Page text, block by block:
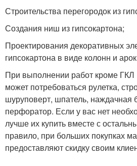
Строительства перегородок из
Создания ниш из гипсокартона;
Проектирования декоративных
гипсокартона в виде колонн и
При выполнении работ кроме
может потребоваться рулетка,
шуруповерт, шпатель, наждачная
перфоратор. Если у вас нет
лучше их купить вместе с
правило, при больших покупках
предоставляют скидку своим